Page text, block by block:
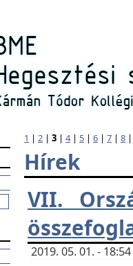
1 | 2 | 3 | 4| 5 | 6 | 7 | 8
Hírek
VII.
2019. 05. 01. -